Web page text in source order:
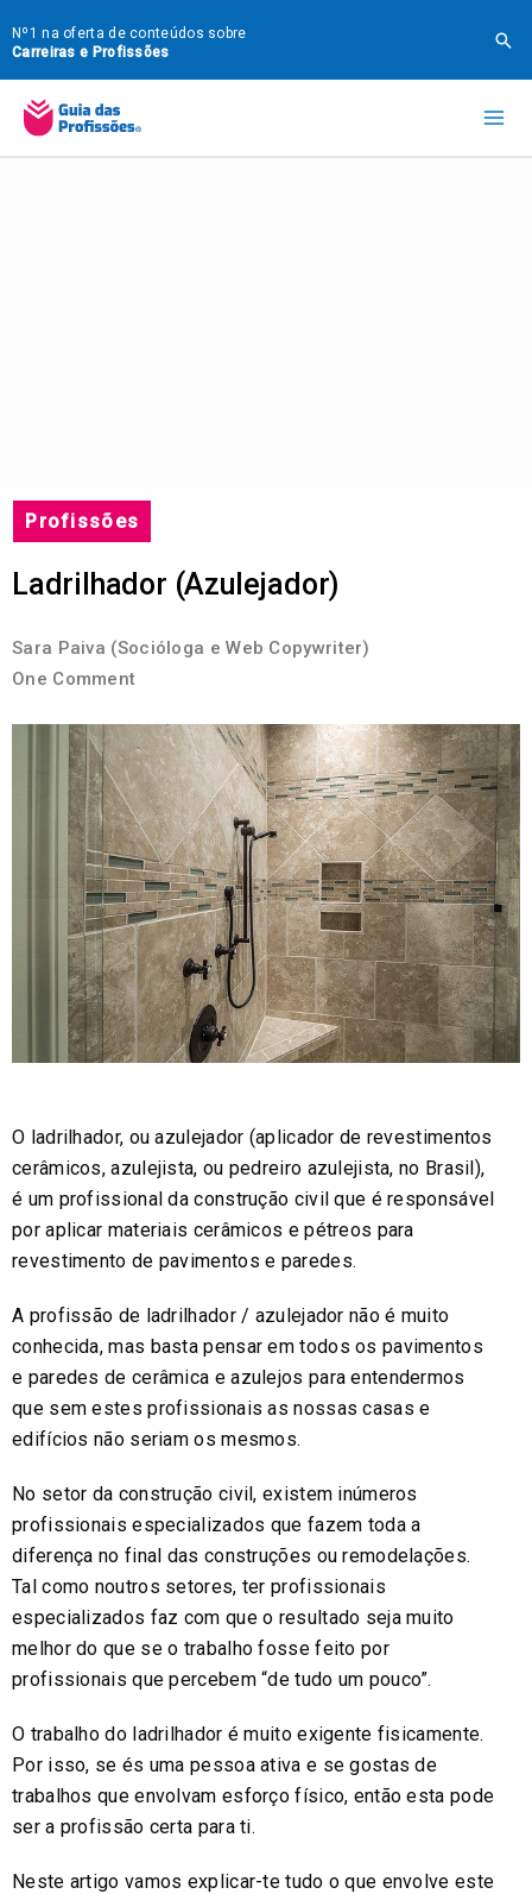
para
o
conteúdo
Nº1 na oferta de conteúdos sobre
Carreiras e Profissões
Profissões
Ladrilhador (Azulejador)
Sara Paiva (Socióloga e Web Copywriter)
One Comment
O ladrilhador, ou azulejador (aplicador de revestimentos
cerâmicos, azulejista, ou pedreiro azulejista, no Brasil),
é um profissional da construção civil que é responsável
por aplicar materiais cerâmicos e pétreos para
revestimento de pavimentos e paredes.
A profissão de ladrilhador / azulejador não é muito
conhecida, mas basta pensar em todos os pavimentos
e paredes de cerâmica e azulejos para entendermos
que sem estes profissionais as nossas casas e
edifícios não seriam os mesmos.
No setor da construção civil, existem inúmeros
profissionais especializados que fazem toda a
diferença no final das construções ou remodelações.
Tal como noutros setores, ter profissionais
especializados faz com que o resultado seja muito
melhor do que se o trabalho fosse feito por
profissionais que percebem “de tudo um pouco”.
O trabalho do ladrilhador é muito exigente fisicamente.
Por isso, se és uma pessoa ativa e se gostas de
trabalhos que envolvam esforço físico, então esta pode
ser a profissão certa para ti.
Neste artigo vamos explicar-te tudo o que envolve este